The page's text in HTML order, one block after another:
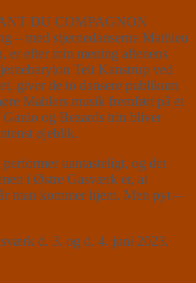
DU COMPAGNON
– med stjernedanserne Mathieu
er efter min mening aftenens
Teit Kanstrup ved
giver de to dansere publikum
Mahlers musik fremført på et
og Bezards trin bliver
øjeblik.
performer uantasteligt, og det
i Østre Gasværk er, at
man kommer hjem. Men pyt –
d. 3. og d. 4. juni 2023.